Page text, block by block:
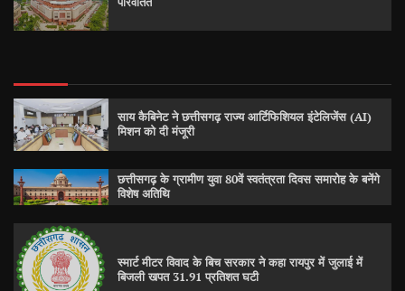
साय कैबिनेट ने छत्तीसगढ़ राज्य आर्टिफिशियल इंटेलिजेंस (AI)
मिशन को दी मंजूरी
छत्तीसगढ़ के ग्रामीण युवा 80वें स्वतंत्रता दिवस समारोह के बनेंगे
विशेष अतिथि
स्मार्ट मीटर विवाद के बिच सरकार ने कहा रायपुर में जुलाई में
बिजली खपत 31.91 प्रतिशत घटी